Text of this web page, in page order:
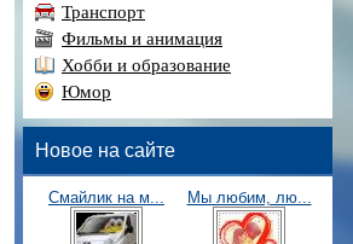
Транспорт
Фильмы и анимация
Хобби и образование
Юмор
Новое на сайте
Смайлик на м... Мы любим, лю...